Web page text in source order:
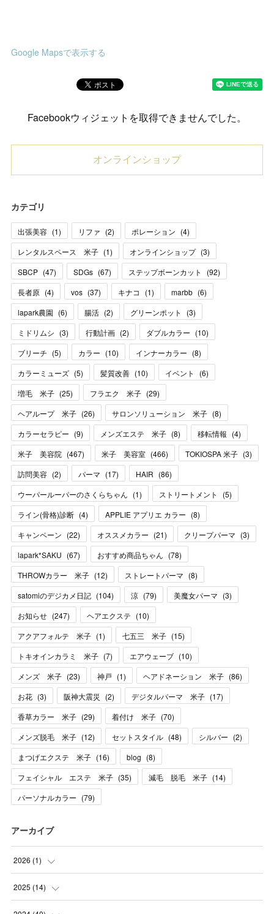
Google Mapsで表示する
Facebookウィジェットを取得できませんでした。
オンラインショップ
カテゴリ
出張美容 (1) リファ (2) ポレーション (4)
レンタルスペース 米子 (1) オンラインショップ (3)
SBCP (47) SDGs (67) ステップボーンカット (92)
長者原 (4) vos (37) キナコ (1) marbb (6)
lapark農園 (6) 腸活 (2) グリーンポット (3)
ミドリムシ (3) 行動計画 (2) ダブルカラー (10)
ブリーチ (5) カラー (10) インナーカラー (8)
カラーミューズ (5) 髪質改善 (10) イベント (6)
増毛 米子 (25) フラエク 米子 (29)
ヘアループ 米子 (26) サロンソリューション 米子 (8)
カラーセラピー (9) メンズエステ 米子 (8) 移転情報 (4)
米子 美容院 (467) 米子 美容室 (466) TOKIOSPA 米子 (3)
訪問美容 (2) パーマ (17) HAIR (86)
ウーパールーパーのさくらちゃん (1) ストリートメント (5)
ライン(骨格)診断 (4) APPLIE アプリエ カラー (8)
キャンペーン (22) オススメカラー (21) クリープパーマ (3)
lapark*SAKU (67) おすすめ商品ちゃん (78)
THROWカラー 米子 (12) ストレートパーマ (8)
satomiのデジカメ日記 (104) 涼 (79) 美魔女パーマ (3)
お知らせ (247) ヘアエクステ (10)
アクアフォルテ 米子 (1) 七五三 米子 (15)
トキオインカラミ 米子 (7) エアウェーブ (10)
メンズ 米子 (23) 神戸 (1) ヘアドネーション 米子 (86)
お花 (3) 阪神大震災 (2) デジタルパーマ 米子 (17)
香草カラー 米子 (29) 着付け 米子 (70)
メンズ脱毛 米子 (12) セットスタイル (48) シルバー (2)
まつげエクステ 米子 (16) blog (8)
フェイシャル エステ 米子 (35) 減毛 脱毛 米子 (14)
パーソナルカラー (79)
アーカイブ
2026 (1)
(1
2025 (14)